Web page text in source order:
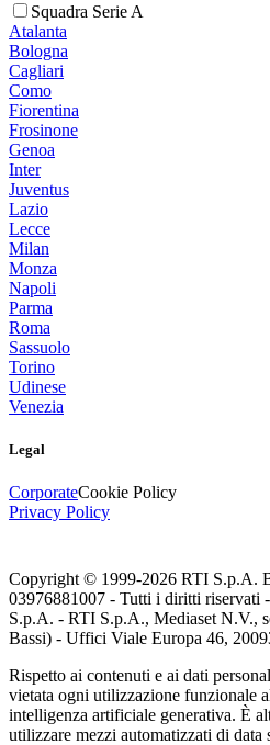
Squadra Serie A
Atalanta
Bologna
Cagliari
Como
Fiorentina
Frosinone
Genoa
Inter
Juventus
Lazio
Lecce
Milan
Monza
Napoli
Parma
Roma
Sassuolo
Torino
Udinese
Venezia
Legal
CorporateCookie Policy
Privacy Policy
Copyright © 1999-2026 RTI S.p.A.
03976881007 - Tutti i diritti riservati
S.p.A. - RTI S.p.A., Mediaset N.V.,
Bassi) - Uffici Viale Europa 46,
Rispetto ai contenuti e ai dati
vietata ogni utilizzazione funzionale
intelligenza artificiale generativa. È
utilizzare mezzi automatizzati di data